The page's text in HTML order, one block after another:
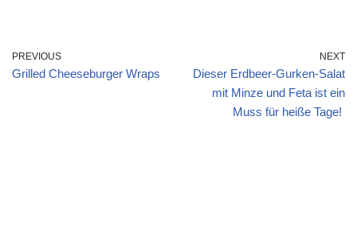
PREVIOUS
Grilled Cheeseburger Wraps
NEXT
Dieser Erdbeer-Gurken-Salat
mit Minze und Feta ist ein
Muss für heiße Tage!